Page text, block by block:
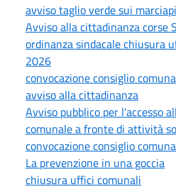
avviso taglio verde sui
Avviso alla cittadinanza corse
ordinanza sindacale chiusura
2026
convocazione consiglio
avviso alla cittadinanza
Avviso pubblico per l'accesso
comunale a fronte di attività
convocazione consiglio
La prevenzione in una goccia
chiusura uffici comunali